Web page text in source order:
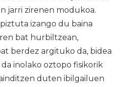
jarri zirenen modukoa.
izango du baina
bat hurbiltzean,
berdez argituko da, bidea
inolako oztopo fisikorik
duten ibilgailuen